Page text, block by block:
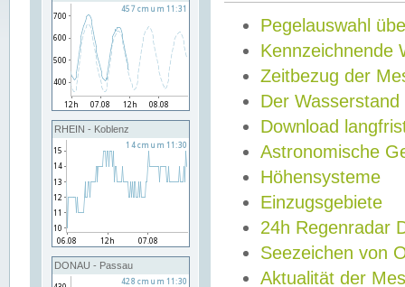
RHEIN - Koblenz
DONAU - Passau
Pegelauswahl
Kennzeichnende
Zeitbezug der
Der Wasserstand
Download
Astronomische
Höhensysteme
Einzugsgebiete
24h Regenradar
Seezeichen von
Aktualität der